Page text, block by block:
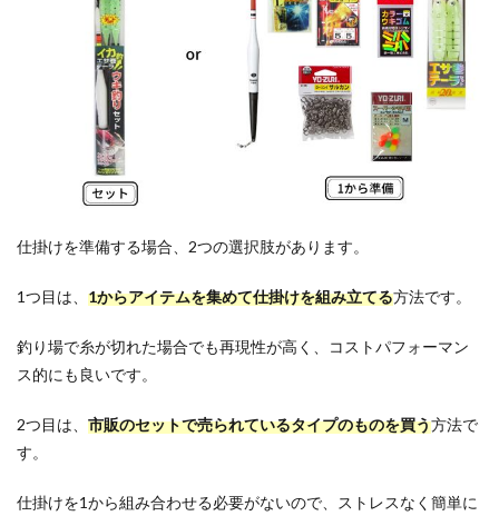
仕掛けを準備する場合、2つの選択肢があります。
1つ目は、 1からアイテムを集めて仕掛けを組み立てる方法です。
釣り場で糸が切れた場合でも再現性が高く、コストパフォーマン
ス的にも良いです。
2つ目は、 市販のセットで売られているタイプのものを買う方法で
す。
仕掛けを1から組み合わせる必要がないので、ストレスなく簡単に